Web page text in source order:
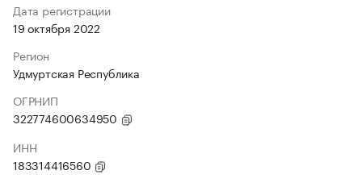
Дата регистрации
19 октября 2022
Регион
Удмуртская Республика
ОГРНИП
322774600634950
ИНН
183314416560